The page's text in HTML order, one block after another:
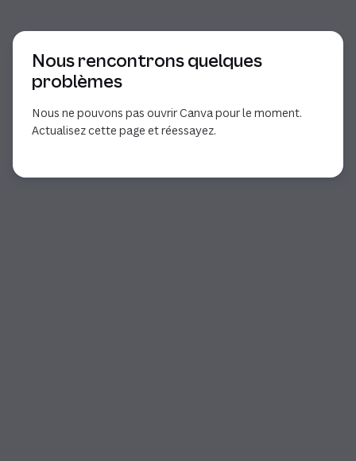
Nous rencontrons quelques
problèmes
Nous ne pouvons pas ouvrir Canva pour le moment.
Actualisez cette page et réessayez.